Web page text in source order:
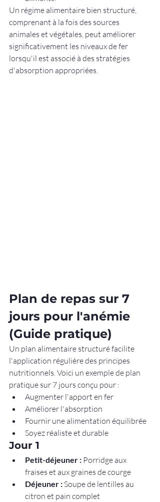
Un régime alimentaire bien structuré,
comprenant à la fois des sources
animales et végétales, peut améliorer
significativement les niveaux de fer
lorsqu'il est associé à des stratégies
d'absorption appropriées.
Plan de repas sur 7
jours pour l'anémie
(Guide pratique)
Un plan alimentaire structuré facilite
l'application régulière des principes
nutritionnels. Voici un exemple de plan
pratique sur 7 jours conçu pour :
Augmenter l'apport en fer
Améliorer l'absorption
Fournir une alimentation équilibrée
Soyez réaliste et durable
Jour 1
Petit-déjeuner : Porridge aux
fraises et aux graines de courge
Déjeuner : Soupe de lentilles au
citron et pain complet